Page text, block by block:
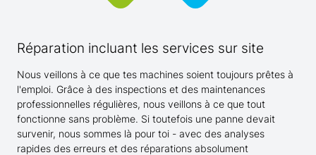
Réparation incluant les services sur site
Nous veillons à ce que tes machines soient toujours prêtes à
l'emploi. Grâce à des inspections et des maintenances
professionnelles régulières, nous veillons à ce que tout
fonctionne sans problème. Si toutefois une panne devait
survenir, nous sommes là pour toi - avec des analyses
rapides des erreurs et des réparations absolument